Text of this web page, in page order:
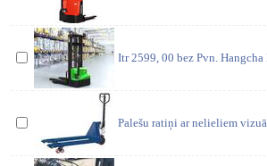
Itr 2599, 00 bez Pvn.
Palešu ratiņi ar nelieliem